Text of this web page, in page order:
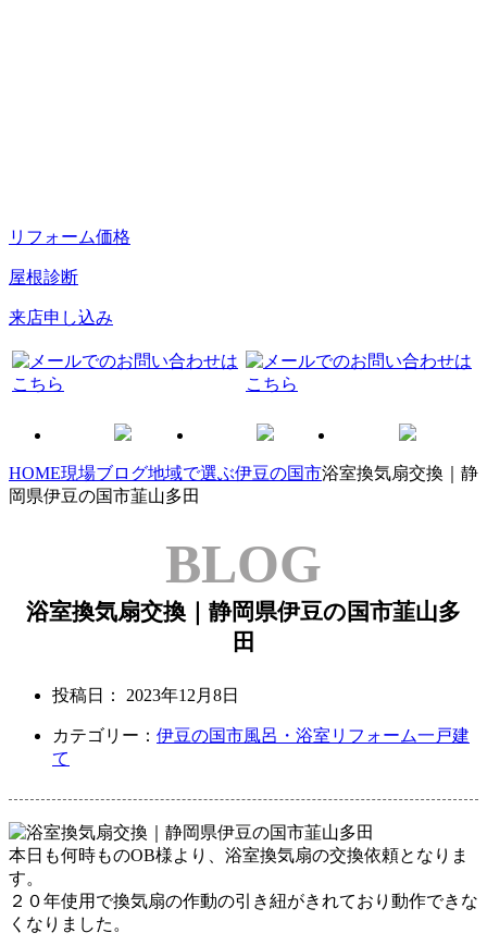
リフォーム価格
屋根診断
来店申し込み
HOME現場ブログ地域で選ぶ伊豆の国市浴室換気扇交換｜静
岡県伊豆の国市韮山多田
BLOG
浴室換気扇交換｜静岡県伊豆の国市韮山多
田
投稿日： 2023年12月8日
カテゴリー： 伊豆の国市風呂・浴室リフォーム一戸建
て
本日も何時ものOB様より、 浴室換気扇の交換依頼となりま
す。
２０年使用で換気扇の作動の引き紐がきれており動作できな
くなりました。